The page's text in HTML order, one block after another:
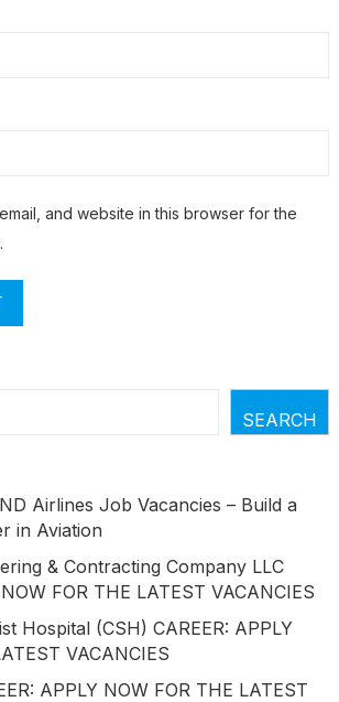
and website in this browser for the
SEARCH
Airlines Job Vacancies – Build a
in Aviation
& Contracting Company LLC
FOR THE LATEST VACANCIES
Hospital (CSH) CAREER: APPLY
VACANCIES
APPLY NOW FOR THE LATEST